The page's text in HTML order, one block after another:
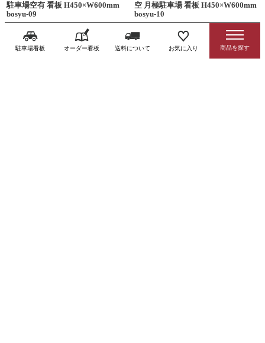
駐車場空有 看板 H450×W600mm
bosyu-09
7,260税込
会員特別価格 6,897税込
空 月極駐車場 看板 H450×W600mm
bosyu-10
¥7,260
会員特別価格 ¥6,897
駐車場看板 オーダー看板 送料について お気に入り